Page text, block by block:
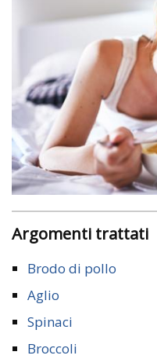
Argomenti trattati
Brodo di pollo
Aglio
Spinaci
Broccoli